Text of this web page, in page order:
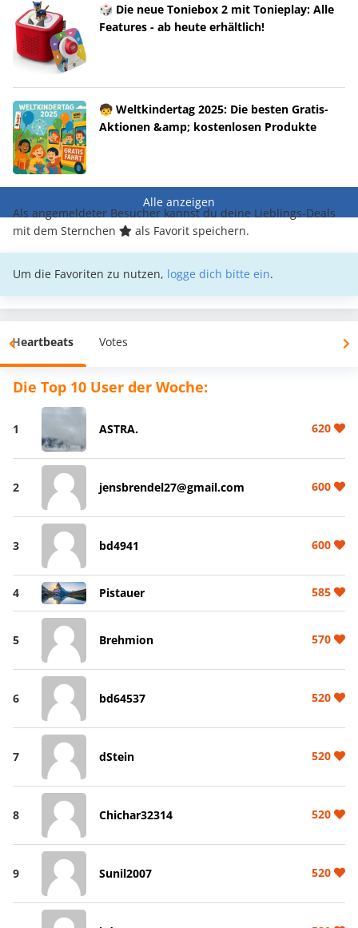
🎲 Die neue Toniebox 2 mit Tonieplay: Alle
Features - ab heute erhältlich!
🧒 Weltkindertag 2025: Die besten Gratis-
Aktionen &amp; kostenlosen Produkte
Alle anzeigen
Als angemeldeter Besucher kannst du deine Lieblings-Deals
mit dem Sternchen
als Favorit speichern.
Um die Favoriten zu nutzen, logge dich bitte ein.
Heartbeats Votes
Die Top 10 User der Woche:
1 ASTRA. 620
2 jensbrendel27@gmail.com 600
3 bd4941 600
4 Pistauer 585
5 Brehmion 570
6 bd64537 520
7 dStein 520
8 Chichar32314 520
9 Sunil2007 520